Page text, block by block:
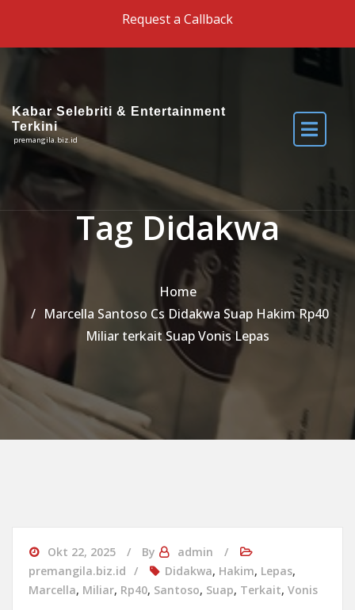
Request a Callback
Kabar Selebriti & Entertainment
Terkini
premangila.biz.id
Tag Didakwa
Home
Marcella Santoso Cs Didakwa Suap Hakim Rp40
Miliar terkait Suap Vonis Lepas
Okt 22, 2025 By
admin
premangila.biz.id
Didakwa, Hakim, Lepas,
Marcella, Miliar, Rp40, Santoso, Suap, Terkait, Vonis